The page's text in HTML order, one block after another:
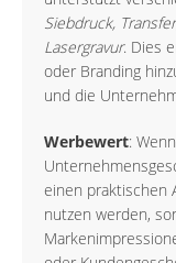
Siebdruck,
Lasergravur. Dies
oder Branding
und die
Werbewert:
einen praktischen
nutzen werden,